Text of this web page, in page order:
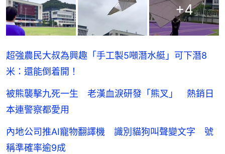
+4
超強農民大叔為興趣「手工製5噸潛水艇」可下潛8
米：還能倒着開！
被熊襲擊九死一生 老漢血淚研發「熊叉」 熱銷日
本連警察都愛用
內地公司推AI寵物翻譯機 識別貓狗叫聲變文字 號
稱準確率逾9成